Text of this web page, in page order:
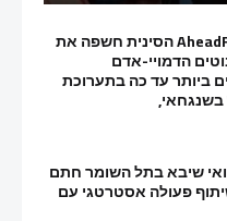
חברת AheadForm הסינית חשפה את
הדמויי-אדם
ביותר עד כה בתערוכת
שיבא בתל השומר חתם
פעולה אסטרטגי עם